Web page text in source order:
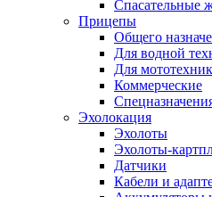
Спасательные
Прицепы
Общего
Для водной
Для
Коммерческие
Эхолокация
Эхолоты
Эхолоты-
Датчики
Кабели и